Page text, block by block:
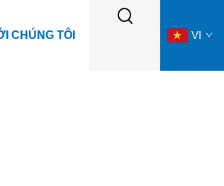
CHÚNG TÔI VI